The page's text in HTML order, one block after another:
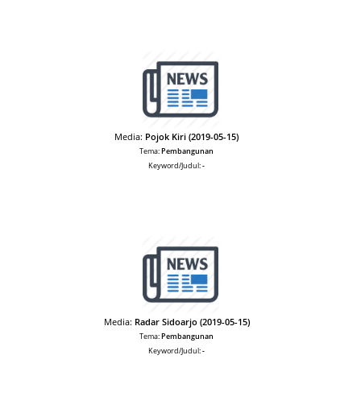
Media: Pojok Kiri (2019-05-15)
Tema:Pembangunan
Keyword/Judul:-
Media: Radar Sidoarjo (2019-05-15)
Tema:Pembangunan
Keyword/Judul:-